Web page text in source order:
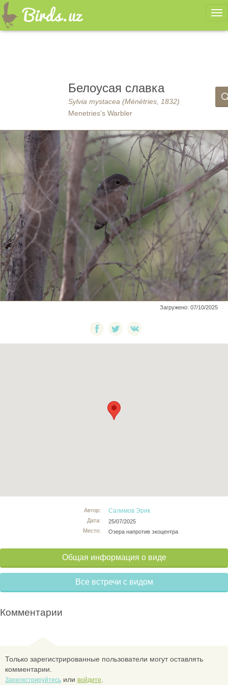
Белоусая славка
Sylvia mystacea (Ménétries, 1832)
Menetries’s Warbler
Загружено: 07/10/2025
Автор:
Дата:
Место:
Салимов Эрик
25/07/2025
Озера напротив экоцентра
Общая информация о виде
Все встречи с видом
Комментарии
Только зарегистрированные пользователи могут оставлять
комментарии.
Зарегистрируйтесь или войдите